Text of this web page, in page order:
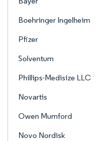
Boehringer Ingelheim
Pfizer
Solventum
Phillips-Medisize LLC
Novartis
Owen Mumford
Novo Nordisk